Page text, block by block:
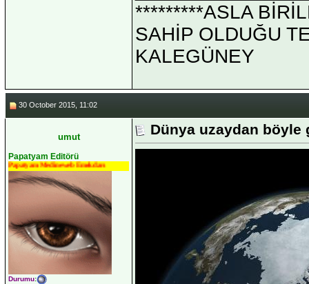
*********ASLA
SAHİP OLDUĞU
KALEGÜNEY
30 October 2015, 11:02
umut
Papatyam Editörü
Papatyam Medineweb Emekdarı
Durumu:
Dünya uzaydan böyle